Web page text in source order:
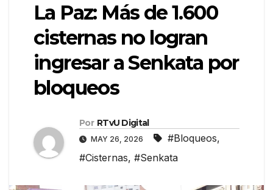
La Paz: Más de 1.600
cisternas no logran
ingresar a Senkata por
bloqueos
Por RTvU Digital
MAY 26, 2026 #Bloqueos,
#Cisternas, #Senkata